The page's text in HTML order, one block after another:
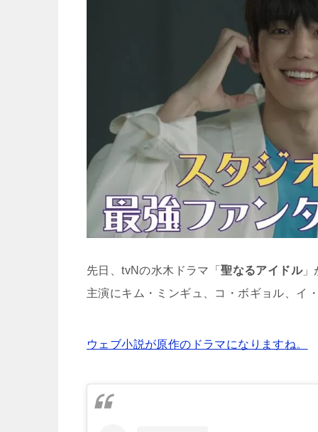
先日、tvNの水木ドラマ「聖なるアイドル」
主演にキム・ミンギュ、コ・ボギョル、イ
ウェブ小説が原作のドラマになりますね。